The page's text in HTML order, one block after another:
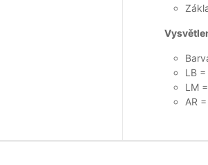
LB
LM
AR